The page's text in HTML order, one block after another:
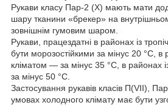
Рукави класу Пар-2 (X) мають мати
шару тканини «брекер» на
зовнішнім гумовим шаром.
Рукави, працездатні в районах із
бути морозостійкими за мінус 20 °C, в
кліматом — за мінус 35 °C, в районах
за мінус 50 °C.
Застосування рукавів класів П(VII),
умовах холодного клімату має бути